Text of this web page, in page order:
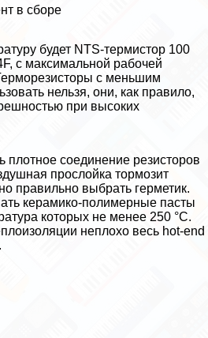
в сборе
будет NTS-термистор 100
с максимальной рабочей
с меньшим
нельзя, они, как правило,
при высоких
плотное соединение резисторов
прослойка тормозит
правильно выбрать герметик.
керамико-полимерные пасты
которых не менее 250 °C.
неплохо весь hot-end